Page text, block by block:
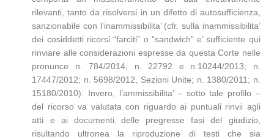
rilevanti, tanto da risolversi in un difetto di autosufficienza,
sanzionabile con l’inammissibilita’ (cfr. sulla inammissibilita’
dei cosiddetti ricorsi “farciti” o “sandwich” e’ sufficiente qui
rinviare alle considerazioni espresse da questa Corte nelle
pronunce n. 784/2014; n. 22792 e n.10244/2013; n.
17447/2012; n. 5698/2012, Sezioni Unite; n. 1380/2011; n.
15180/2010). Invero, l’ammissibilita’ – sotto tale profilo –
del ricorso va valutata con riguardo ai puntuali rinvii agli
atti e ai documenti delle pregresse fasi del giudizio,
risultando ultronea la riproduzione di testi che sia